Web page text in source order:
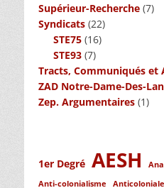
Supérieur-Recherche (7)
Syndicats (22)
STE75 (16)
STE93 (7)
Tracts, Communiqués et
ZAD Notre-Dame-Des-
Zep. Argumentaires (1)
1er Degré AESH
Anti-colonialisme
Anticoloniale